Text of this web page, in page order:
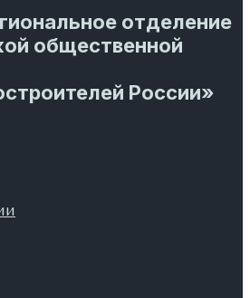
отделение
общественной
России»